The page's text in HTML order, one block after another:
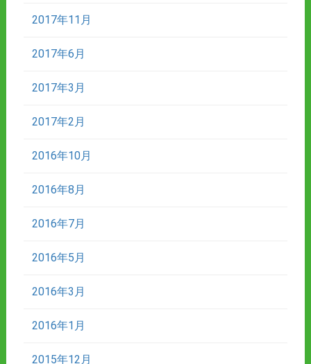
2017年11月
2017年6月
2017年3月
2017年2月
2016年10月
2016年8月
2016年7月
2016年5月
2016年3月
2016年1月
2015年12月